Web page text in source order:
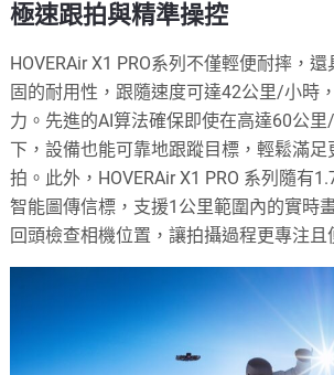
極速跟拍與精準操控
HOVERAir X1 PRO系列不僅輕便耐摔，
固的耐用性，跟隨速度可達42公里/小時
力。先進的AI算法確保即使在高達60公
下，設備也能可靠地跟蹤目標，輕鬆滿足
拍。此外，HOVERAir X1 PRO 系列隨有
智能圖傳信標，支援1公里範圍內的實時
回頭檢查相機位置，讓拍攝過程更專注且